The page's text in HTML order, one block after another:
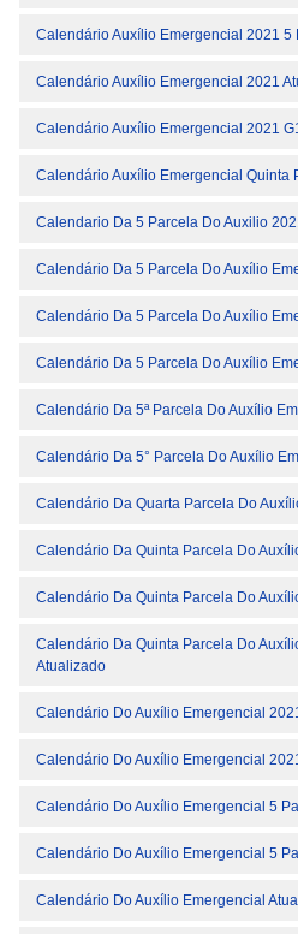
Calendário Auxílio Emergencial 2021 5
Calendário Auxílio Emergencial 2021
Calendário Auxílio Emergencial 2021
Calendário Auxílio Emergencial Quinta
Calendario Da 5 Parcela Do Auxilio
Calendário Da 5 Parcela Do Auxílio
Calendário Da 5 Parcela Do Auxílio
Calendário Da 5 Parcela Do Auxílio
Calendário Da 5ª Parcela Do Auxílio
Calendário Da 5° Parcela Do Auxílio
Calendário Da Quarta Parcela Do
Calendário Da Quinta Parcela Do
Calendário Da Quinta Parcela Do
Calendário Da Quinta Parcela Do
Atualizado
Calendário Do Auxílio Emergencial
Calendário Do Auxílio Emergencial
Calendário Do Auxílio Emergencial 5
Calendário Do Auxílio Emergencial 5
Calendário Do Auxílio Emergencial